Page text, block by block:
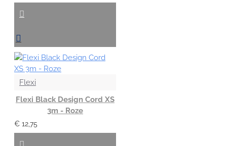
Flexi
Flexi Black Design Cord XS
3m - Roze
€ 12,75